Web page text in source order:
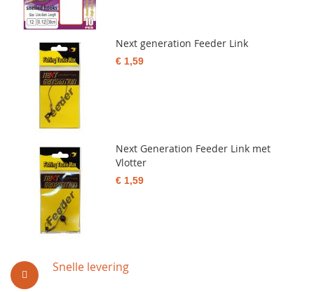
Snelle levering
Next generation Feeder Link
€ 1,59
Next Generation Feeder Link met
Vlotter
€ 1,59